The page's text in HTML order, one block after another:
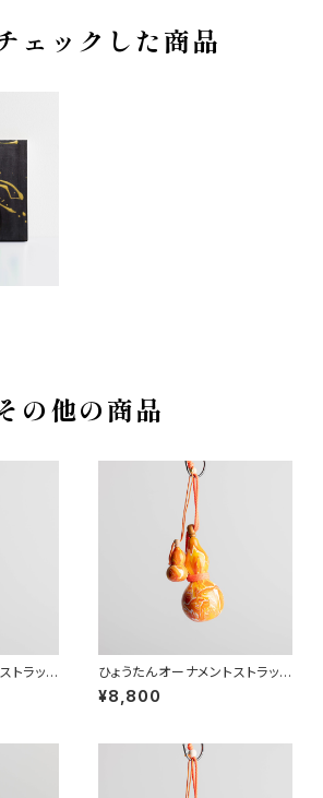
ェックした商品
の他の商品
トラップ
ひょうたんオーナメントストラップ
セット
¥8,800